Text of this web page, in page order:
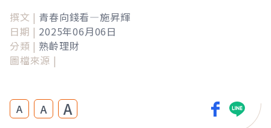
撰文 | 青春向錢看—施昇輝
日期 | 2025年06月06日
分類 | 熟齡理財
圖檔來源 |
A A A